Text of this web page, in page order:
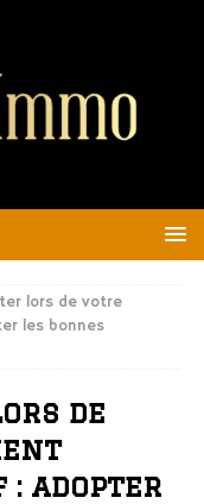
lors de votre
les bonnes
de
adopter